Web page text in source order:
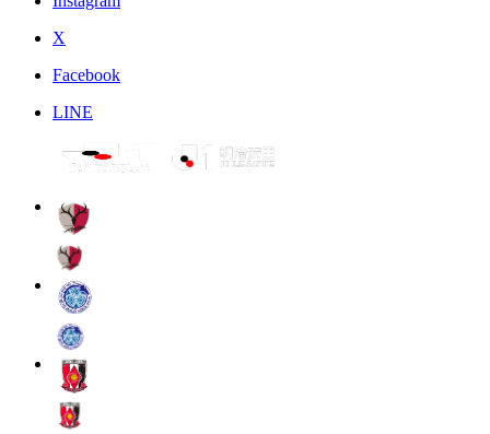
X
Facebook
LINE